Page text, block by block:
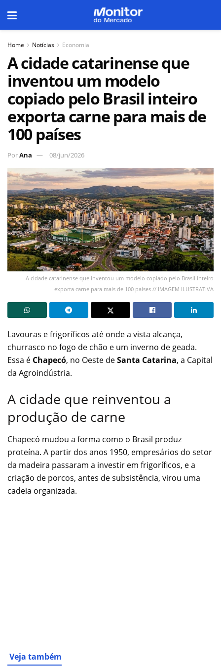
Home Notícias Economia
A cidade catarinense que
inventou um modelo
copiado pelo Brasil inteiro
exporta carne para mais de
100 países
PorAna 08/jun/2026
A cidade catarinense que inventou um modelo copiado pelo Brasil inteiro
exporta carne para mais de 100 países // IMAGEM ILUSTRATIVA
Lavouras e frigoríficos até onde a vista alcança,
churrasco no fogo de chão e um inverno de geada.
Essa é Chapecó, no Oeste deSanta Catarina, a Capital
da Agroindústria.
A cidade que reinventou a
produção de carne
Chapecó mudou a forma como o Brasil produz
proteína. A partir dos anos 1950, empresários do setor
da madeira passaram a investir em frigoríficos, e a
criação de porcos, antes de subsistência, virou uma
cadeia organizada.
Veja também